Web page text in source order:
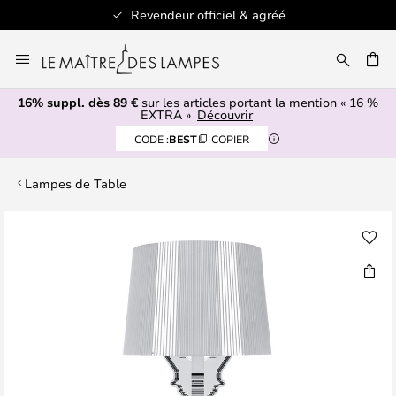
Revendeur officiel & agréé
au
contenu
16% suppl. dès 89 € sur les articles portant la mention « 16 %
EXTRA » Découvrir
CODE :BEST COPIER
Lampes de Table